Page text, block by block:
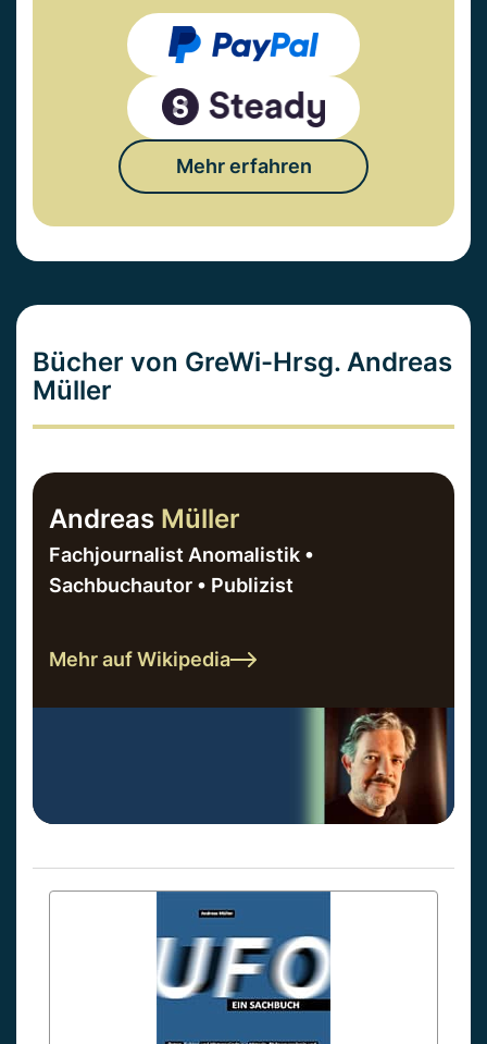
Mehr erfahren
Bücher von GreWi-Hrsg. Andreas
Müller
Andreas Müller
Fachjournalist Anomalistik •
Sachbuchautor • Publizist
Mehr auf Wikipedia